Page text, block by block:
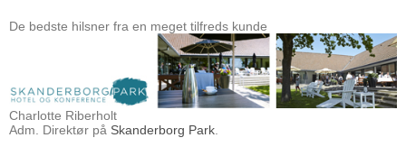
De bedste hilsner fra en meget tilfreds kunde
Charlotte Riberholt
Adm. Direktør på Skanderborg Park